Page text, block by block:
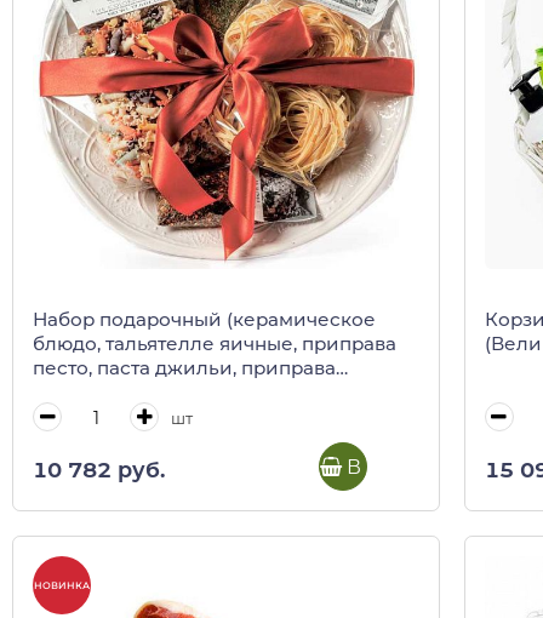
Набор подарочный (керамическое
блюдо, тальятелле яичные, приправа
песто, паста джильи, приправа
шт
10 782 руб. В корзину 15
НОВИНКА